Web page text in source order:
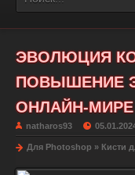
ЭВОЛЮЦИЯ
ПОВЫШЕНИЕ
ОНЛАЙН-МИРЕ
natharos93
Для Photoshop » Кисти